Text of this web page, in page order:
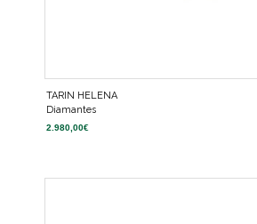
TARIN HELENA
Diamantes
2.980,00€